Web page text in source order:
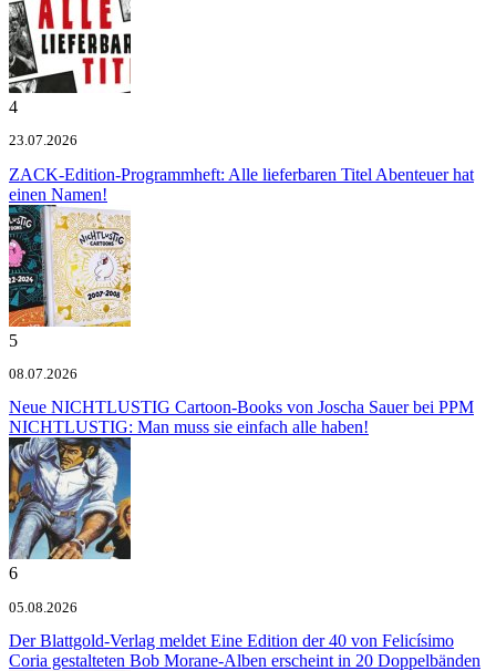
4
23.07.2026
ZACK-Edition-Programmheft: Alle lieferbaren Titel Abenteuer hat
einen Namen!
5
08.07.2026
Neue NICHTLUSTIG Cartoon-Books von Joscha Sauer bei PPM
NICHTLUSTIG: Man muss sie einfach alle haben!
6
05.08.2026
Der Blattgold-Verlag meldet Eine Edition der 40 von Felicísimo
Coria gestalteten Bob Morane-Alben erscheint in 20 Doppelbänden